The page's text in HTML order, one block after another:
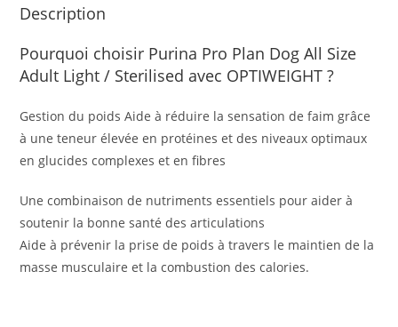
Description
Pourquoi choisir Purina Pro Plan Dog All Size
Adult Light / Sterilised avec OPTIWEIGHT ?
Gestion du poids Aide à réduire la sensation de faim grâce
à une teneur élevée en protéines et des niveaux optimaux
en glucides complexes et en fibres
Une combinaison de nutriments essentiels pour aider à
soutenir la bonne santé des articulations
Aide à prévenir la prise de poids à travers le maintien de la
masse musculaire et la combustion des calories.